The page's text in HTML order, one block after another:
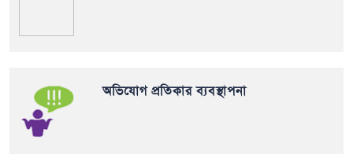
অভিযোগ প্রতিকার ব্যবস্থাপনা